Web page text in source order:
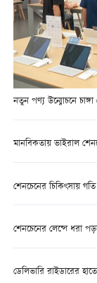
নতুন পণ্য উন্মোচনে
মানবিকতায় ভাইরাল
শেনচেনের চিকিৎসায়
শেনচেনের লেন্সে ধরা
ডেলিভারি রাইডারের